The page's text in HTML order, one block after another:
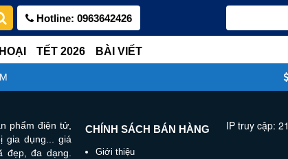
Hotline: 0963642426
TẾT 2026 BÀI VIẾT
phẩm điện tử,
gia dụng... giá
đẹp, đa dạng.
CHÍNH SÁCH BÁN HÀNG
Giới thiệu
IP truy cập: